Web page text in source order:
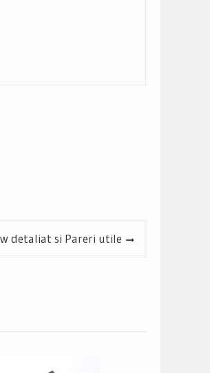
detaliat si Pareri utile